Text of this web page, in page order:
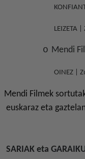
LEIZETA
o Mendi
OINEZ |
Mendi Filmek
euskaraz eta
SARIAK eta